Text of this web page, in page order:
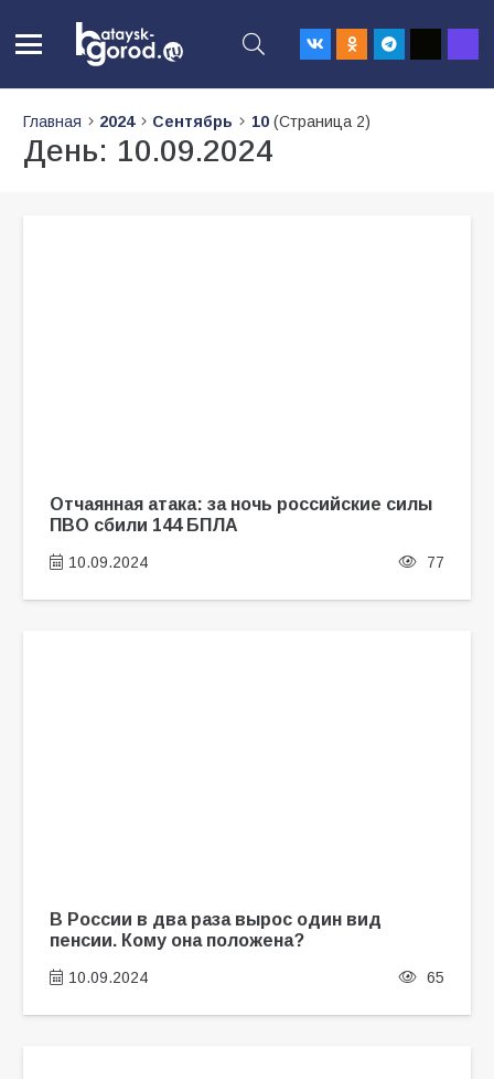
Главная 2024 Сентябрь 10(Страница 2)
День: 10.09.2024
Отчаянная атака: за ночь российские силы
ПВО сбили 144 БПЛА
10.09.2024 77
В России в два раза вырос один вид
пенсии. Кому она положена?
10.09.2024 65